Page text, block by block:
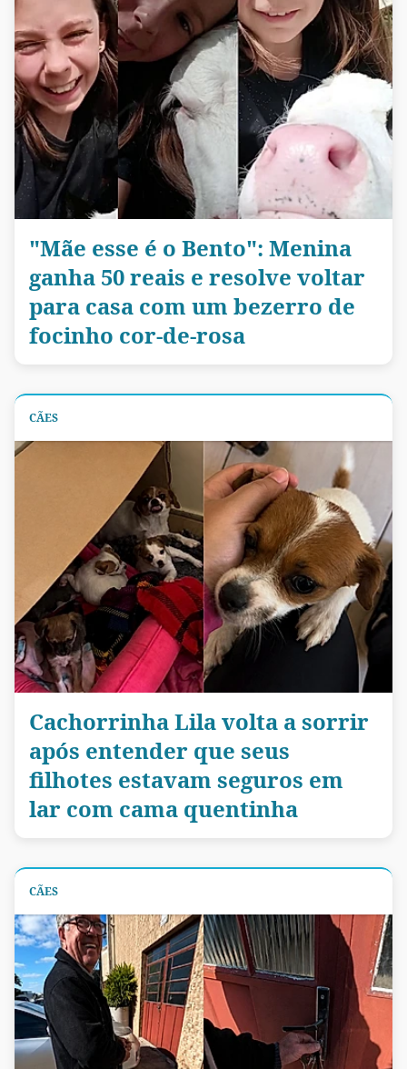
"Mãe esse é o Bento": Menina
ganha 50 reais e resolve voltar
para casa com um bezerro de
focinho cor-de-rosa
CÃES
Cachorrinha Lila volta a sorrir
após entender que seus
filhotes estavam seguros em
lar com cama quentinha
CÃES